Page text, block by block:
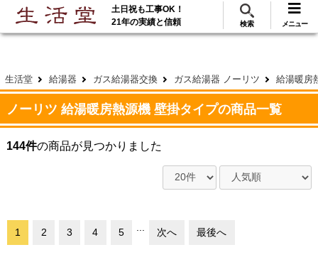
ご利用 288万･工事実績117万件! 無料見積
土日祝も工事OK！
21年の実績と信頼
検索 メニュー
生活堂 給湯器 ガス給湯器交換 ガス給湯器 ノーリツ 給湯暖房
ノーリツ 給湯暖房熱源機 壁掛タイプの商品一覧
144件の商品が見つかりました
1 2 3 4 5 ... 次へ 最後へ